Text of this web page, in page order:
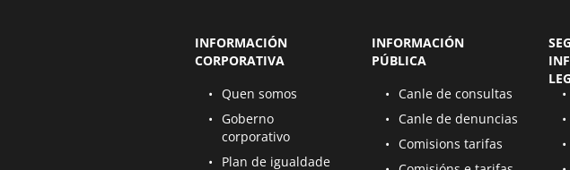
INFORMACIÓN
CORPORATIVA
Quen somos
Ábrese nunha nova páxina
Goberno
corporativo
Ábrese nunha nova páxina
Plan de igualdade
Ábrese nunha nova páxina
INFORMACIÓN
PÚBLICA
Canle de consultas
Ábrese nunha nova páxina
Canle de denuncias
Ábrese nunha nova páxina
Comisions tarifas
Ábrese nunha nova páxina